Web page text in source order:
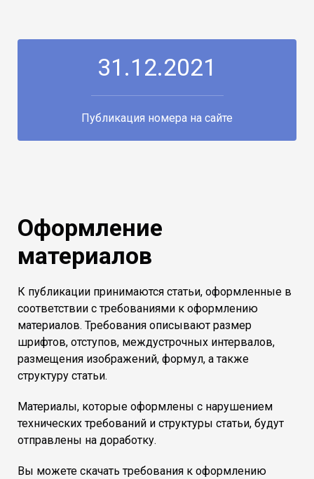
31.12.2021
Публикация номера на сайте
Оформление
материалов
К публикации принимаются статьи, оформленные в
соответствии с требованиями к оформлению
материалов. Требования описывают размер
шрифтов, отступов, междустрочных интервалов,
размещения изображений, формул, а также
структуру статьи.
Материалы, которые оформлены с нарушением
технических требований и структуры статьи, будут
отправлены на доработку.
Вы можете скачать требования к оформлению